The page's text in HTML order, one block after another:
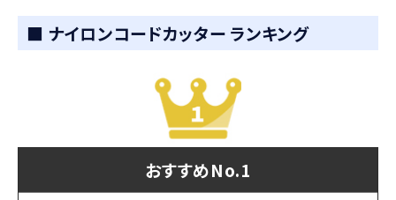
■ ナイロンコードカッター ランキング
おすすめNo.1